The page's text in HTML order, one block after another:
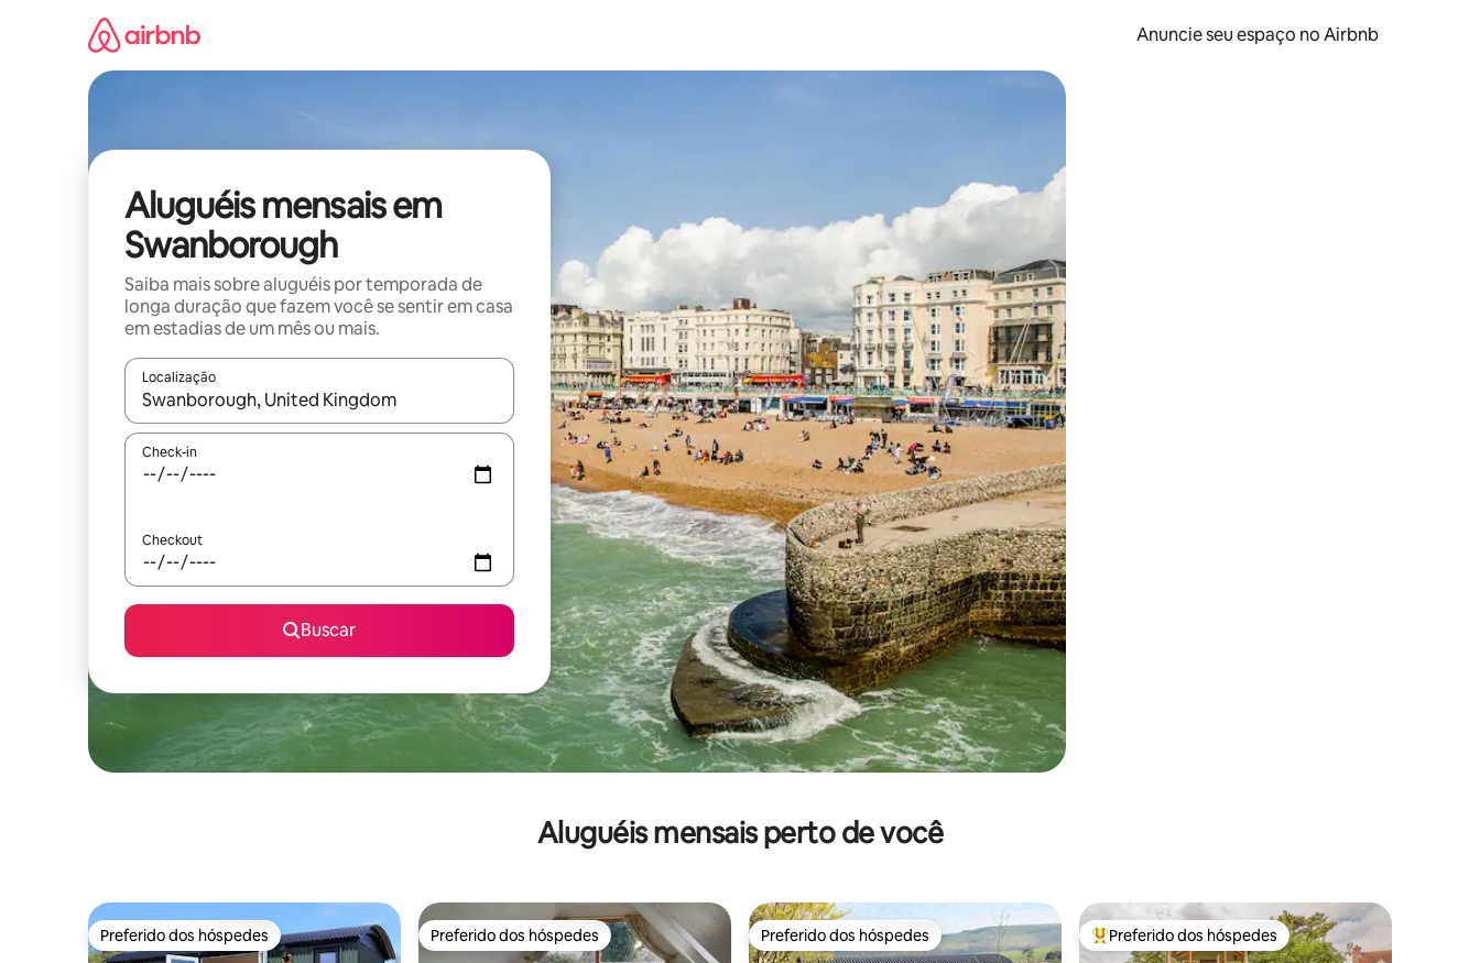
Anuncie seu espaço no Airbnb
Aluguéis mensais em
Swanborough
Saiba mais sobre aluguéis por temporada de
longa duração que fazem você se sentir em casa
em estadias de um mês ou mais.
Localização
Quando os resultados estiverem disponíveis, explore-os usando as seta para cima e para baixo do teclado ou tocando e deslizando o dedo na tela.
Check-in
Checkout
Buscar
Aluguéis mensais perto de você
Preferido dos hóspedes
Preferido dos hóspedes Preferido dos hóspedes
Preferido dos hóspedes Preferido dos hóspedes
Preferido dos hóspedes Entre os melhores preferidos dos hóspedes
Preferido dos hóspedes